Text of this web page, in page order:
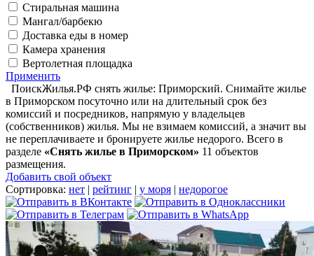
Стиральная машина
Мангал/барбекю
Доставка еды в номер
Камера хранения
Вертолетная площадка
Применить
ПоискЖилья.РФ снять жилье: Приморский. Снимайте жилье
в Приморском посуточно или на длительный срок без
комиссий и посредников, напрямую у владельцев
(собственников) жилья. Мы не взимаем комиссий, а значит вы
не переплачиваете и бронируете жилье недорого. Всего в
разделе «Снять жилье в Приморском» 11 объектов
размещения.
Добавить свой объект
Сортировка: нет | рейтинг | у моря | недорогое